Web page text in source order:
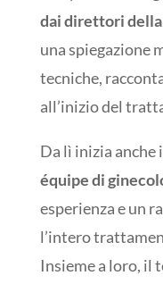
dai direttori della
una spiegazione
tecniche,
all’inizio del
Da lì inizia
équipe di
esperienza e un
l’intero
Insieme a loro, il